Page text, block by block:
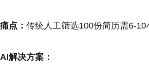
痛点： 传统人工筛选100份简历需6-
AI解决方案：